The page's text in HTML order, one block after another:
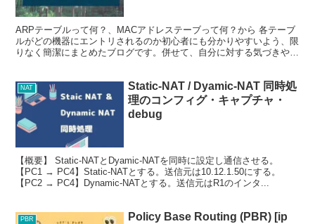
ARPテーブルって何？、MACアドレステーブって何？から 各テーブ
ルがどの機器にエントリされるのか初心者にも分かりやすいよう、限
りなく簡潔にまとめたブログです。併せて、自分に対する気づきや復
NAT
Static-NAT / Dyamic-NAT 同時処
理のコンフィグ・キャプチャ・
debug
【概要】 Static-NATとDyamic-NATを同時に設定し通信させる。
【PC1 → PC4】Static-NATとする。送信元は10.12.1.50にする。
【PC2 → PC4】Dynamic-NATとする。送信元はR1のインタ...
PBR
Policy Base Routing (PBR) [ip